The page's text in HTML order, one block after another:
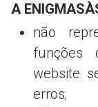
A
não
funções
website
erros;